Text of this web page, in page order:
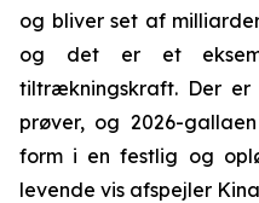
og bliver set af
og det er et
tiltrækningskraft. Der
prøver, og 2026-
form i en festlig og
levende vis afspejler